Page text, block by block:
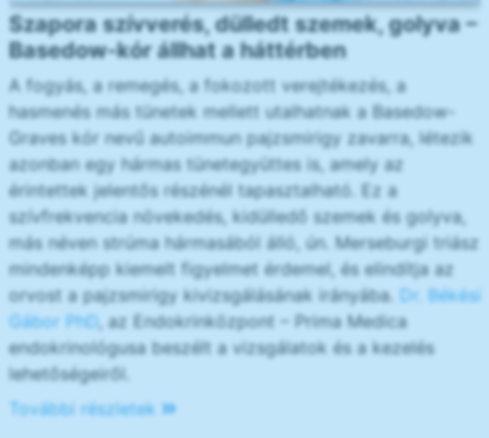
Szapora szívverés, dülledt szemek, golyva –
Basedow-kór állhat a háttérben
A fogyás, a remegés, a fokozott verejtékezés, a
hasmenés más tünetek mellett utalhatnak a Basedow-
Graves kór nevű autoimmun pajzsmirigy zavarra, létezik
azonban egy hármas tünetegyüttes is, amely az
érintettek jelentős részénél tapasztalható. Ez a
szívfrekvencia növekedés, kidülledő szemek és golyva,
más néven strúma hármasából álló, ún. Merseburgi triász
mindenképp kiemelt figyelmet érdemel, és elindítja az
orvost a pajzsmirigy kivizsgálásának irányába.
Dr. Békési
Gábor PhD
, az Endokrinközpont – Prima Medica
endokrinológusa beszélt a vizsgálatok és a kezelés
lehetőségeiről.
További részletek